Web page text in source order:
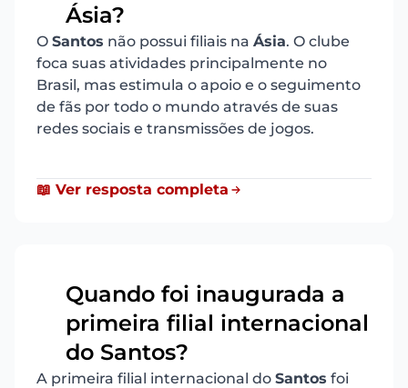
Ásia?
O Santos não possui filiais na Ásia. O clube
foca suas atividades principalmente no
Brasil, mas estimula o apoio e o seguimento
de fãs por todo o mundo através de suas
redes sociais e transmissões de jogos.
📖 Ver resposta completa
Quando foi inaugurada a
primeira filial internacional
do Santos?
A primeira filial internacional do Santos foi